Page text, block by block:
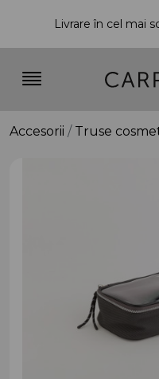
Livrare în cel mai
Accesorii Truse